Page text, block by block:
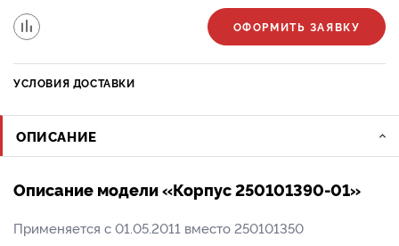
ОФОРМИТЬ ЗАЯВКУ
УСЛОВИЯ ДОСТАВКИ
ОПИСАНИЕ
Описание модели «Корпус 250101390-01»
Применяется с 01.05.2011 вместо 250101350